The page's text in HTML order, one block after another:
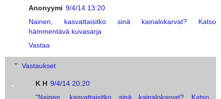
Anonyymi 9/4/14 13:20
Nainen, kasvattaisitko sinä kainalokarvat? Katso
hämmentävä kuvasarja
Vastaa
Vastaukset
K H 9/4/14 20:20
"Nainen, kasvattaisitko sinä kainalokarvat? Katso